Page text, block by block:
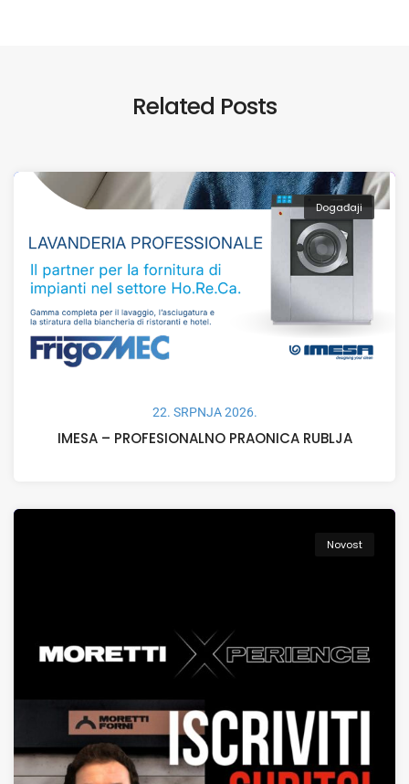
Related Posts
Događaji
22. SRPNJA 2026.
IMESA – PROFESIONALNO PRAONICA RUBLJA
Novost